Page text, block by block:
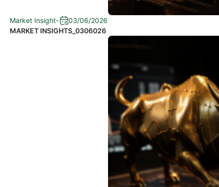
Market Insight-
03/06/2026
MARKET INSIGHTS_0306026